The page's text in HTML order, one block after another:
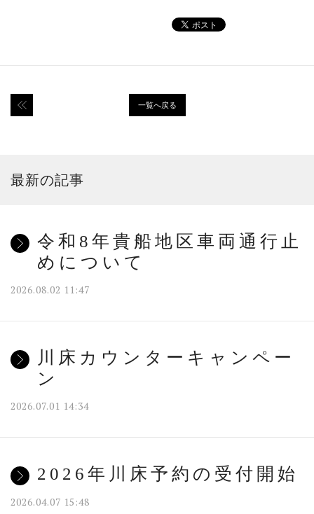
一覧へ戻る
最新の記事
令和8年貴船地区車両通行止
めについて
2026.08.02 11:47
川床カウンターキャンペー
ン
2026.07.01 14:34
2026年川床予約の受付開始
2026.04.07 15:48